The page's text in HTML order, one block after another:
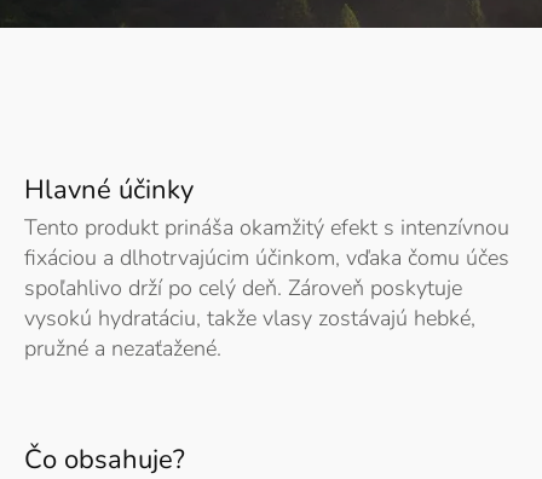
Hlavné účinky
Tento produkt prináša okamžitý efekt s intenzívnou
fixáciou a dlhotrvajúcim účinkom, vďaka čomu účes
spoľahlivo drží po celý deň. Zároveň poskytuje
vysokú hydratáciu, takže vlasy zostávajú hebké,
pružné a nezaťažené.
Čo obsahuje?